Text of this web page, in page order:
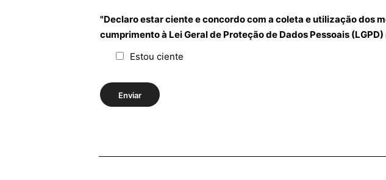
"Declaro estar ciente e concordo com a coleta e utilização dos
cumprimento à Lei Geral de Proteção de Dados Pessoais
Estou ciente
Enviar